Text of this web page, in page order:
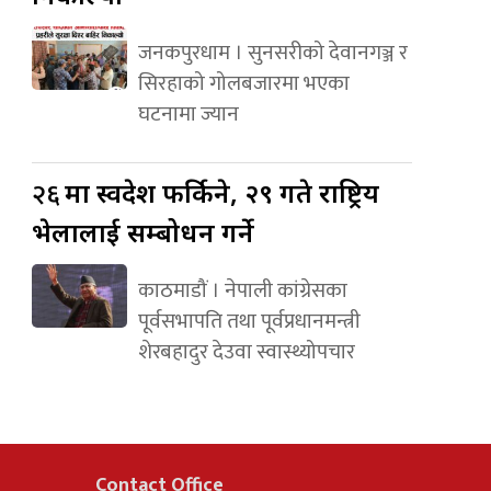
जनकपुरधाम । सुनसरीको देवानगञ्ज र
सिरहाको गोलबजारमा भएका
घटनामा ज्यान
२६मा स्वदेश फर्किने, २९ गते राष्ट्रिय
भेलालाई सम्बोधन गर्ने
काठमाडौं । नेपाली कांग्रेसका
पूर्वसभापति तथा पूर्वप्रधानमन्त्री
शेरबहादुर देउवा स्वास्थ्योपचार